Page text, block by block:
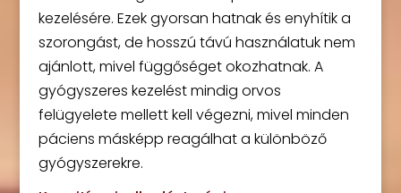
kezelésére. Ezek gyorsan hatnak és enyhítik a
szorongást, de hosszú távú használatuk nem
ajánlott, mivel függőséget okozhatnak. A
gyógyszeres kezelést mindig orvos
felügyelete mellett kell végezni, mivel minden
páciens másképp reagálhat a különböző
gyógyszerekre.